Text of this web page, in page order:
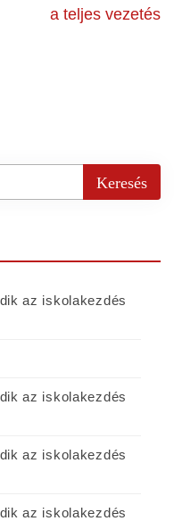
a teljes vezetés
az iskolakezdés
az iskolakezdés
az iskolakezdés
az iskolakezdés